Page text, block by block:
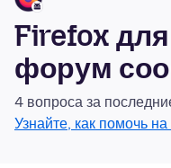
Firefox
форум
4 вопроса за
Узнайте, как помочь на